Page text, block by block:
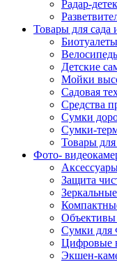
Радар-
Товары для сада
Биотуалеты
Детские
Мойки
Садовая
Средства
Сумки
Сумки-
Товары
Фото-
Защита
Объективы
Сумки для
Цифровые
Экшен-